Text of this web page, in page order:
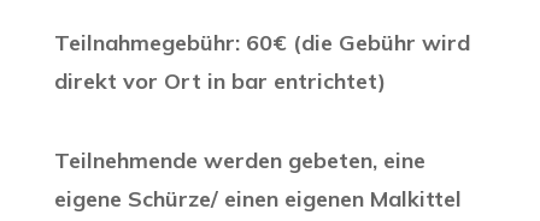
Teilnahmegebühr: 60€ (die Gebühr wird
direkt vor Ort in bar entrichtet)
Teilnehmende werden gebeten, eine
eigene Schürze/ einen eigenen Malkittel